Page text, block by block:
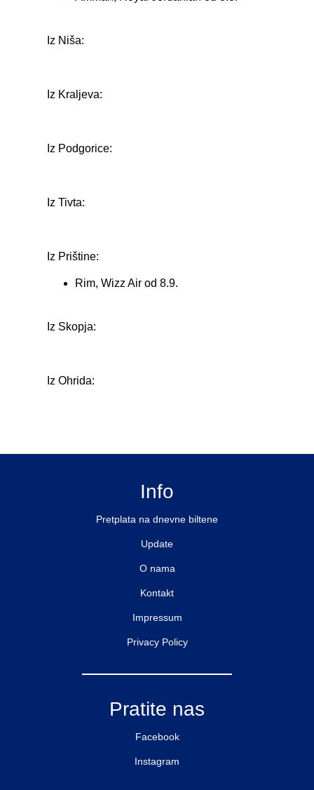
Iz Niša:
Iz Kraljeva:
Iz Podgorice:
Iz Tivta:
Iz Prištine:
Rim, Wizz Air od 8.9.
Iz Skopja:
Iz Ohrida:
Info
Pretplata na dnevne biltene
Update
O nama
Kontakt
Impressum
Privacy Policy
Pratite nas
Facebook
Instagram